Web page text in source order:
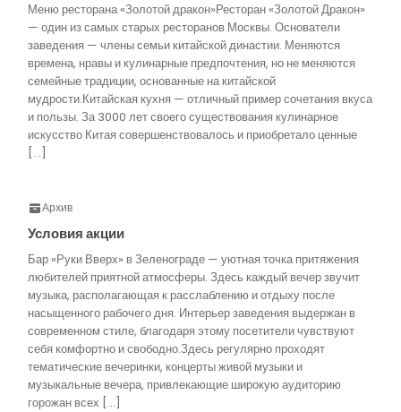
Меню ресторана «Золотой дракон»Ресторан «Золотой Дракон»
— один из самых старых ресторанов Москвы. Основатели
заведения — члены семьи китайской династии. Меняются
времена, нравы и кулинарные предпочтения, но не меняются
семейные традиции, основанные на китайской
мудрости.Китайская кухня — отличный пример сочетания вкуса
и пользы. За 3000 лет своего существования кулинарное
искусство Китая совершенствовалось и приобретало ценные
[…]
Архив
Условия акции
Бар «Руки Вверх» в Зеленограде — уютная точка притяжения
любителей приятной атмосферы. Здесь каждый вечер звучит
музыка, располагающая к расслаблению и отдыху после
насыщенного рабочего дня. Интерьер заведения выдержан в
современном стиле, благодаря этому посетители чувствуют
себя комфортно и свободно.Здесь регулярно проходят
тематические вечеринки, концерты живой музыки и
музыкальные вечера, привлекающие широкую аудиторию
горожан всех […]